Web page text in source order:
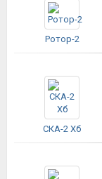
Ротор-2
СКА-2 Хб